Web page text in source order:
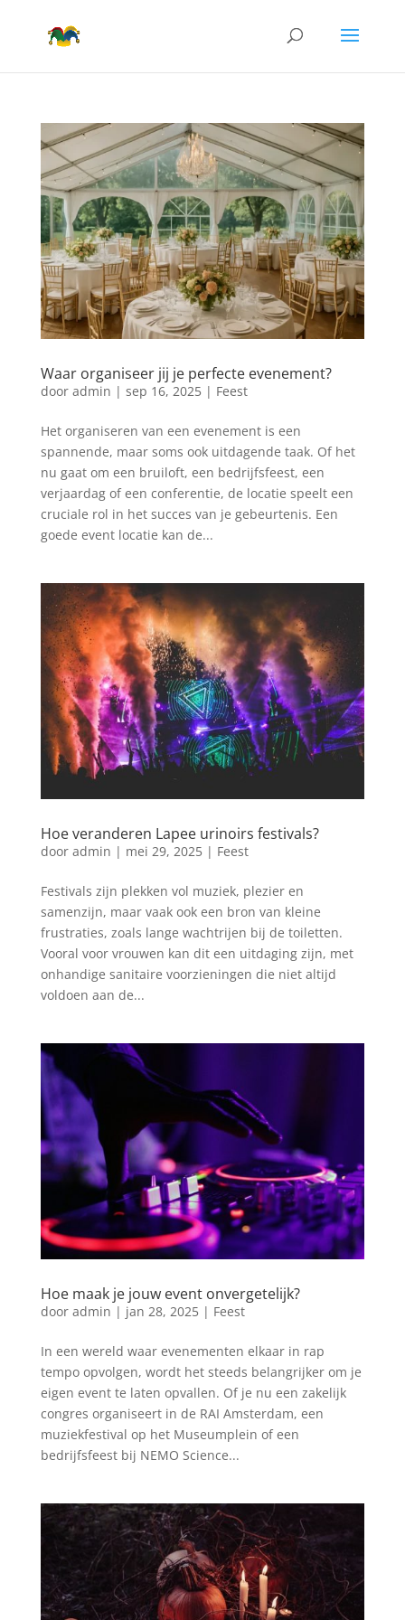
Waar organiseer jij je perfecte evenement?
door admin | sep 16, 2025| Feest
Het organiseren van een evenement is een
spannende, maar soms ook uitdagende taak. Of het
nu gaat om een bruiloft, een bedrijfsfeest, een
verjaardag of een conferentie, de locatie speelt een
cruciale rol in het succes van je gebeurtenis. Een
goede event locatie kan de...
Hoe veranderen Lapee urinoirs festivals?
door admin | mei 29, 2025| Feest
Festivals zijn plekken vol muziek, plezier en
samenzijn, maar vaak ook een bron van kleine
frustraties, zoals lange wachtrijen bij de toiletten.
Vooral voor vrouwen kan dit een uitdaging zijn, met
onhandige sanitaire voorzieningen die niet altijd
voldoen aan de...
Hoe maak je jouw event onvergetelijk?
door admin | jan 28, 2025| Feest
In een wereld waar evenementen elkaar in rap
tempo opvolgen, wordt het steeds belangrijker om je
eigen event te laten opvallen. Of je nu een zakelijk
congres organiseert in de RAI Amsterdam, een
muziekfestival op het Museumplein of een
bedrijfsfeest bij NEMO Science...